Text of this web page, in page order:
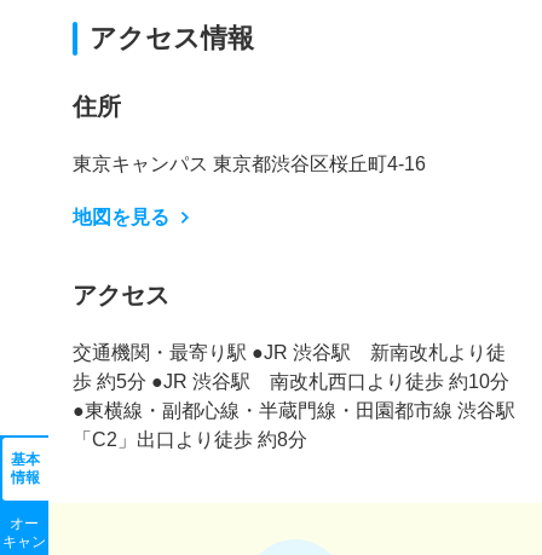
基本
情報
オー
キャン
アクセス情報
住所
東京キャンパス 東京都渋谷区桜丘町4-16
地図を見る
アクセス
交通機関・最寄り駅 ●JR 渋谷駅 新南改札より徒
歩 約5分 ●JR 渋谷駅 南改札西口より徒歩 約10分
●東横線・副都心線・半蔵門線・田園都市線 渋谷駅
「C2」出口より徒歩 約8分